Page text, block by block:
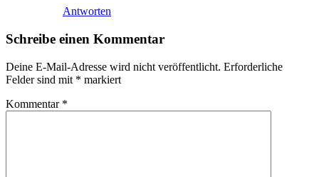
Antworten
Schreibe einen Kommentar
Deine E-Mail-Adresse wird nicht veröffentlicht. Erforderliche
Felder sind mit * markiert
Kommentar *